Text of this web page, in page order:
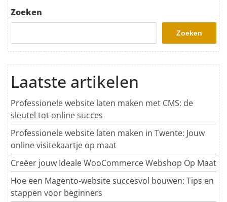
Zoeken
Zoeken
Laatste artikelen
Professionele website laten maken met CMS: de
sleutel tot online succes
Professionele website laten maken in Twente: Jouw
online visitekaartje op maat
Creëer jouw Ideale WooCommerce Webshop Op Maat
Hoe een Magento-website succesvol bouwen: Tips en
stappen voor beginners